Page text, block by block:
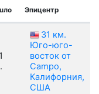
Эпицентр
31 км.
Юго-юго-
восток от
Campo,
Калифорния,
США